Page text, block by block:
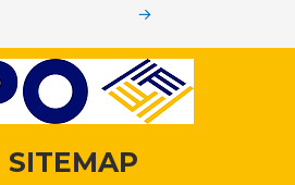
→
SITEMAP